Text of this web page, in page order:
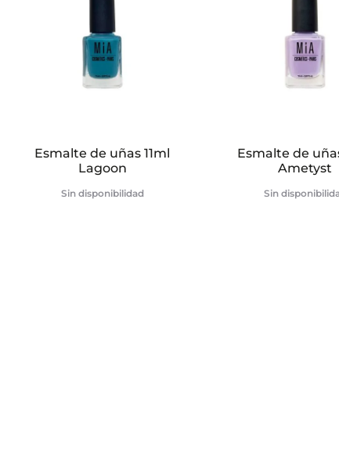
Esmalte de uñas 11ml
Lagoon
Sin disponibilidad
Esmalte de
Ametyst
Sin